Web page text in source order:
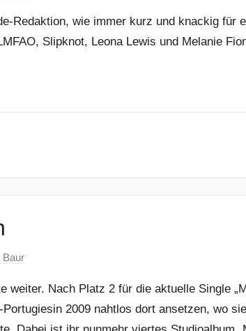
Redaktion, wie immer kurz und knackig für
Slipknot, Leona Lewis und Melanie
Baur
Nach Platz 2 für die aktuelle Single
2009 nahtlos dort ansetzen, wo